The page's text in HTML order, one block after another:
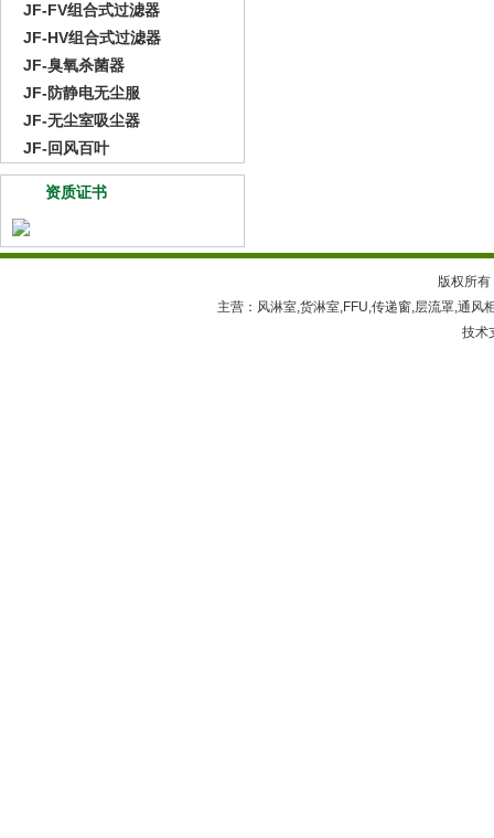
JF-FV组合式过滤器
JF-HV组合式过滤器
JF-臭氧杀菌器
JF-防静电无尘服
JF-无尘室吸尘器
JF-回风百叶
资质证书
版权所
主营： 风淋室,货淋室,FFU,传递窗,层流罩,通风
技术